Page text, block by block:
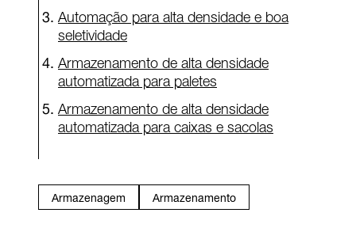
Automação para alta densidade e boa
seletividade
Armazenamento de alta densidade
automatizada para paletes
Armazenamento de alta densidade
automatizada para caixas e sacolas
Armazenagem Armazenamento